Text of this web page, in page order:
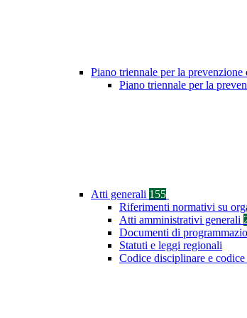
Piano triennale per la
Piano triennale per la
Atti generali 155
Riferimenti normativi su
Atti amministrativi generali
Documenti di
Statuti e leggi regionali
Codice disciplinare e